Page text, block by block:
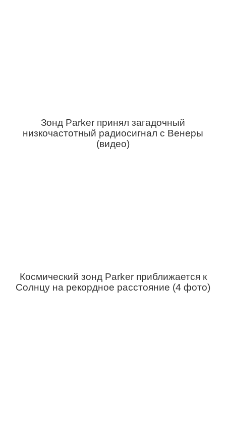
Зонд Parker принял загадочный
низкочастотный радиосигнал с Венеры
(видео)
Космический зонд Parker приближается к
Солнцу на рекордное расстояние (4 фото)